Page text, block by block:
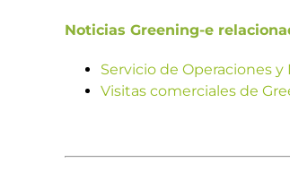
Noticias Greening-e
Servicio de Operaciones
Visitas comerciales de